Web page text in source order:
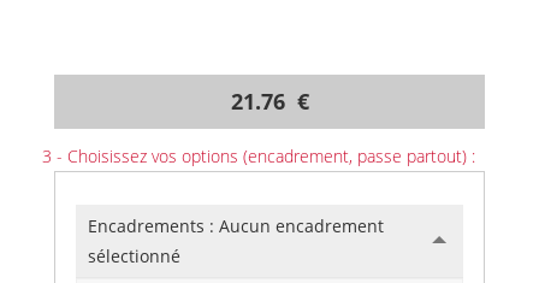
21.76 €
3 - Choisissez vos options (encadrement, passe partout) :
Encadrements : Aucun encadrement
sélectionné